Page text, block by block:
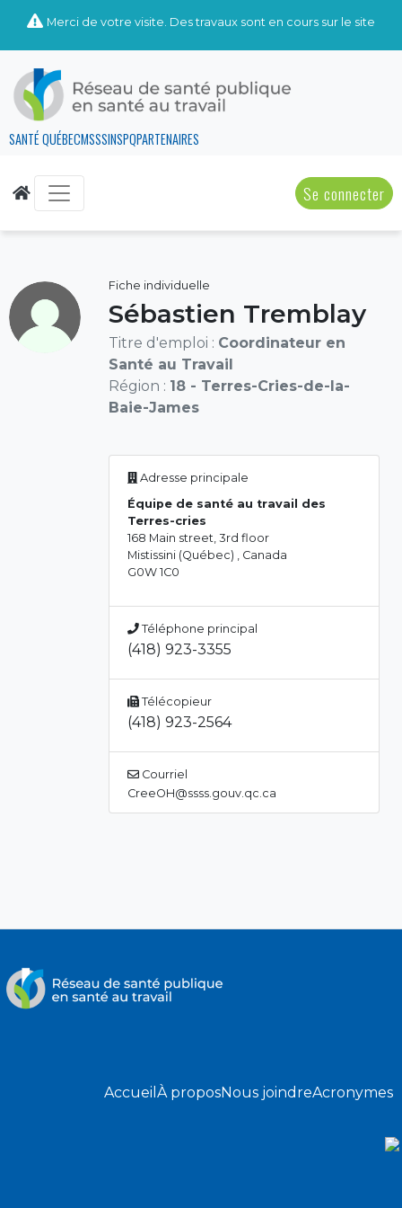
Merci de votre visite. Des travaux sont en cours sur le site
SANTÉ QUÉBECMSSSINSPQPARTENAIRES
Se connecter
Fiche individuelle
Sébastien Tremblay
Titre d'emploi : Coordinateur en
Santé au Travail
Région : 18 - Terres-Cries-de-la-
Baie-James
Adresse principale
Équipe de santé au travail des
Terres-cries
168 Main street, 3rd floor
Mistissini (Québec) , Canada
G0W 1C0
Téléphone principal
(418) 923-3355
Télécopieur
(418) 923-2564
Courriel
CreeOH@ssss.gouv.qc.ca
Accueil À proposNous joindreAcronymes